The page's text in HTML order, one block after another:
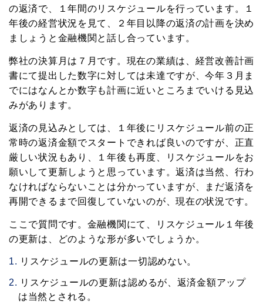
の返済で、１年間のリスケジュールを行っています。１
年後の経営状況を見て、２年目以降の返済の計画を決め
ましょうと金融機関と話し合っています。
弊社の決算月は７月です。現在の業績は、経営改善計画
書にて提出した数字に対しては未達ですが、今年３月ま
でにはなんとか数字も計画に近いところまでいける見込
みがあります。
返済の見込みとしては、１年後にリスケジュール前の正
常時の返済金額でスタートできれば良いのですが、正直
厳しい状況もあり、１年後も再度、リスケジュールをお
願いして更新しようと思っています。返済は当然、行わ
なければならないことは分かっていますが、まだ返済を
再開できるまで回復していないのが、現在の状況です。
ここで質問です。金融機関にて、リスケジュール１年後
の更新は、どのような形が多いでしょうか。
リスケジュールの更新は一切認めない。
リスケジュールの更新は認めるが、返済金額アップ
は当然とされる。